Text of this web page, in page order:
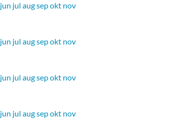
jun jul augsepokt nov
jun jul augsepokt nov
jun jul augsepokt nov
jun jul augsepokt nov